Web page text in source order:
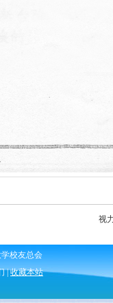
视
族大学校友总会 校
|收藏本站网站设